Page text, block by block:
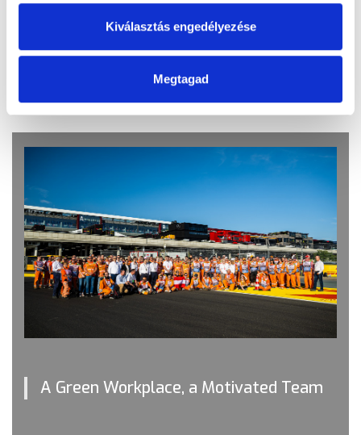
Kiválasztás engedélyezése
Megtagad
Accessibility
A Green Workplace, a Motivated Team